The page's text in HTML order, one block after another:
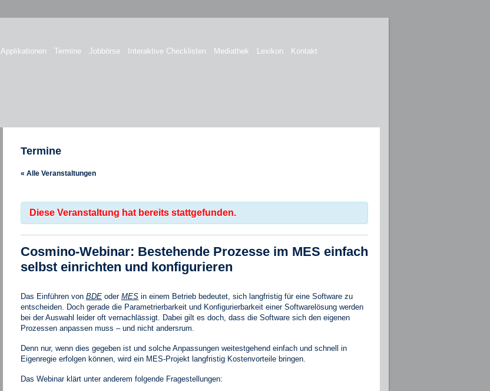
Applikationen Termine Jobbörse Interaktive Checklisten Mediathek Lexikon Kontakt
Termine
« Alle Veranstaltungen
Diese Veranstaltung hat bereits stattgefunden.
Cosmino-Webinar: Bestehende Prozesse im MES einfach
selbst einrichten und konfigurieren
Das Einführen von BDE oder MES in einem Betrieb bedeutet, sich langfristig für eine Software zu
entscheiden. Doch gerade die Parametrierbarkeit und Konfigurierbarkeit einer Softwarelösung werden
bei der Auswahl leider oft vernachlässigt. Dabei gilt es doch, dass die Software sich den eigenen
Prozessen anpassen muss – und nicht andersrum.
Denn nur, wenn dies gegeben ist und solche Anpassungen weitestgehend einfach und schnell in
Eigenregie erfolgen können, wird ein MES-Projekt langfristig Kostenvorteile bringen.
Das Webinar klärt unter anderem folgende Fragestellungen: